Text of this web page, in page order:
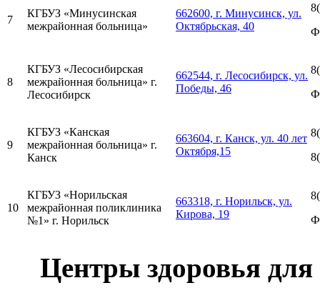
7
КГБУЗ «Минусинская
межрайонная больница»
662600, г. Минусинск, ул.
Октябрьская, 40
8
КГБУЗ «Лесосибирская
межрайонная больница» г.
Лесосибирск
662544, г. Лесосибирск, ул.
Победы, 46
9
КГБУЗ «Канская
межрайонная больница» г.
Канск
663604, г. Канск, ул. 40 лет
Октября,15
10
КГБУЗ «Норильская
межрайонная поликлиника
№1» г. Норильск
663318, г. Норильск, ул.
Кирова, 19
Центры здоровья для